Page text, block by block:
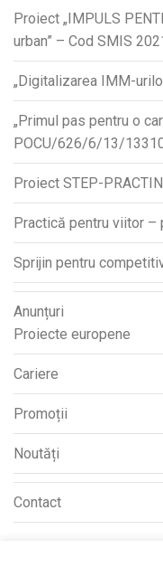
Proiect „IMPULS
urban” – Cod SMIS
„Digitalizarea IMM-
„Primul pas pentru o
POCU/626/6/13/
Proiect STEP-
Practică pentru viitor –
Sprijin pentru
Anunțuri
Proiecte europene
Cariere
Promoții
Noutăți
Contact